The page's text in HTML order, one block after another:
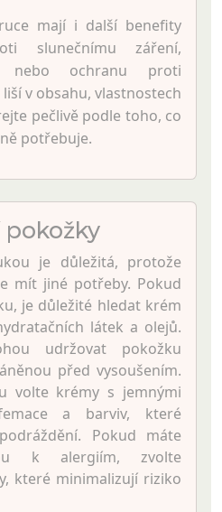
mají i další benefity
slunečnímu záření,
nebo ochranu proti
v obsahu, vlastnostech
pečlivě podle toho, co
potřebuje.
pokožky
je důležitá, protože
mít jiné potřeby. Pokud
je důležité hledat krém
látek a olejů.
udržovat pokožku
před vysoušením.
volte krémy s jemnými
a barviv, které
Pokud máte
k alergiím, zvolte
které minimalizují riziko